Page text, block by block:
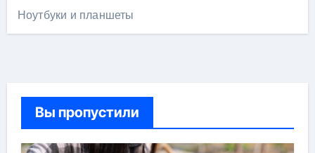
Ноутбуки и планшеты
Вы пропустили